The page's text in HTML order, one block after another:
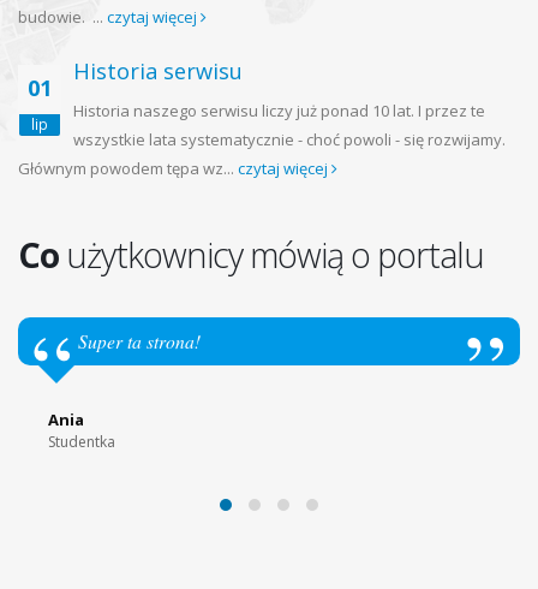
budowie. ... czytaj więcej
01
lip
Historia serwisu
Historia naszego serwisu liczy już ponad 10 lat. I przez te
wszystkie lata systematycznie - choć powoli - się rozwijamy.
Głównym powodem tępa wz... czytaj więcej
Co użytkownicy mówią o portalu
Super ta strona!
Ania
Studentka